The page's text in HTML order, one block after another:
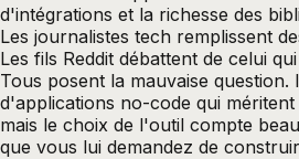
d'intégrations et la richesse des
Les journalistes tech remplissent
Les fils Reddit débattent de celui
Tous posent la mauvaise question.
d'applications no-code qui
mais le choix de l'outil compte
que vous lui demandez de